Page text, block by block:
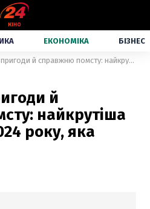
ЕКОНОМІКА БІЗНЕС
Історія про пригоди й справжню помсту: найкрутіша екранізація 2024 року, яка вартує уваги
й
найкрутіша
року, яка